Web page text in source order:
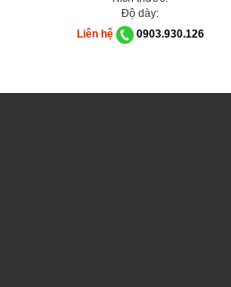
Độ dày:
Liên hệ
0903.930.126